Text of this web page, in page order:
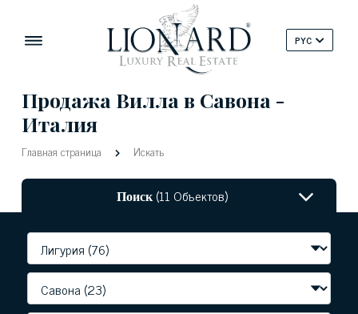
PYC
Продажа Вилла в Савона -
Италия
Главная страница Искать
Поиск(11 Объектов)